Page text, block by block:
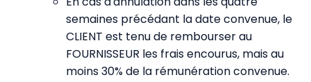
semaines précédant la date convenue, le
CLIENT est tenu de rembourser au
FOURNISSEUR les frais encourus, mais au
moins 30% de la rémunération convenue.